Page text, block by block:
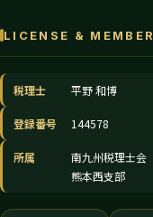
LICENSE & MEMBER
税理士 平野 和博
登録番号 144578
所属
南九州税理士会
熊本西支部